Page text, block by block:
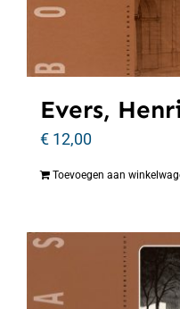
Evers,
€ 12,00
Toevoegen aan